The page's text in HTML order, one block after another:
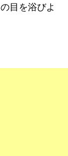
目を浴びよ